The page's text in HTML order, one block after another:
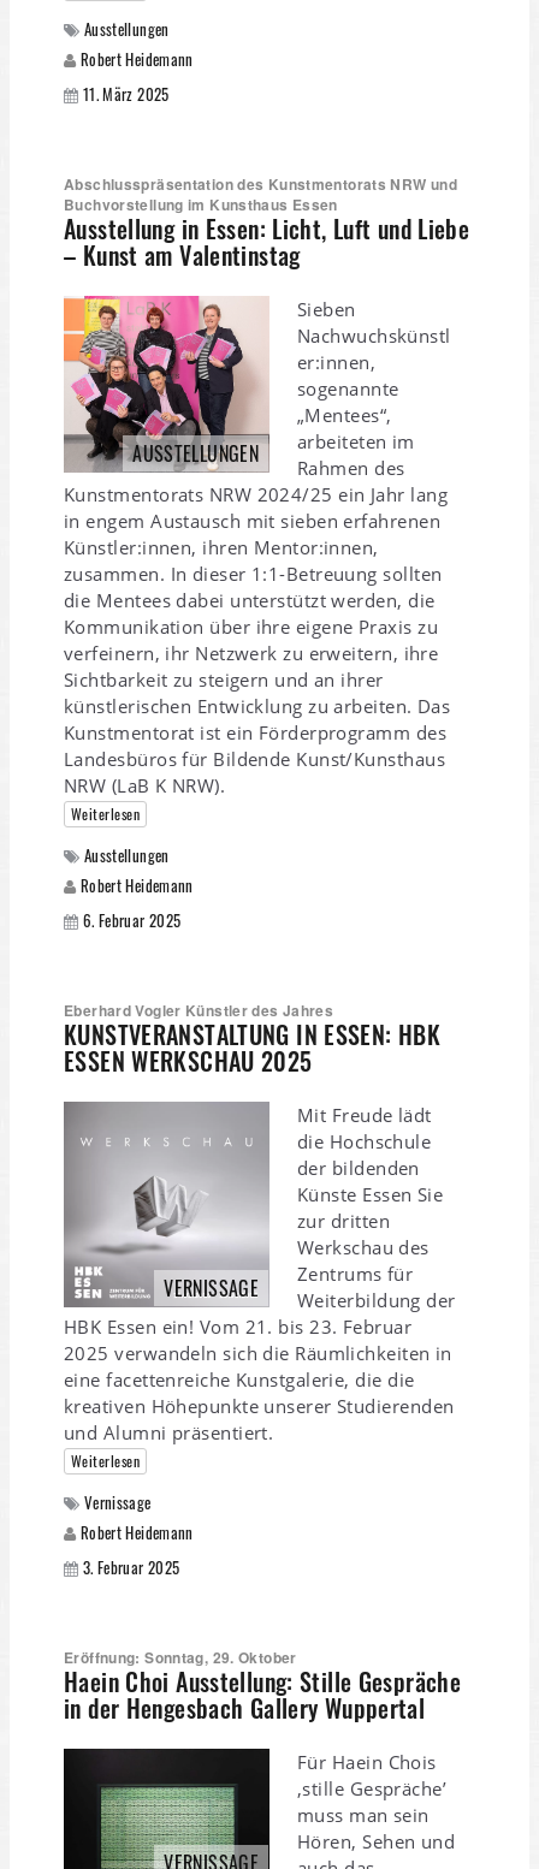
Ausstellungen
Robert Heidemann
11. März 2025
Abschlusspräsentation des Kunstmentorats NRW und
Buchvorstellung im Kunsthaus Essen
Ausstellung in Essen: Licht, Luft und Liebe
– Kunst am Valentinstag
AUSSTELLUNGEN
Sieben
Nachwuchskünstl
er:innen,
sogenannte
„Mentees“,
arbeiteten im
Rahmen des
Kunstmentorats NRW 2024/25 ein Jahr lang
in engem Austausch mit sieben erfahrenen
Künstler:innen, ihren Mentor:innen,
zusammen. In dieser 1:1-Betreuung sollten
die Mentees dabei unterstützt werden, die
Kommunikation über ihre eigene Praxis zu
verfeinern, ihr Netzwerk zu erweitern, ihre
Sichtbarkeit zu steigern und an ihrer
künstlerischen Entwicklung zu arbeiten. Das
Kunstmentorat ist ein Förderprogramm des
Landesbüros für Bildende Kunst/Kunsthaus
NRW (LaB K NRW).
Weiterlesen
Ausstellungen
Robert Heidemann
6. Februar 2025
Eberhard Vogler Künstler des Jahres
KUNSTVERANSTALTUNG IN ESSEN: HBK
ESSEN WERKSCHAU 2025
VERNISSAGE
Mit Freude lädt
die Hochschule
der bildenden
Künste Essen Sie
zur dritten
Werkschau des
Zentrums für
Weiterbildung der
HBK Essen ein! Vom 21. bis 23. Februar
2025 verwandeln sich die Räumlichkeiten in
eine facettenreiche Kunstgalerie, die die
kreativen Höhepunkte unserer Studierenden
und Alumni präsentiert.
Weiterlesen
Vernissage
Robert Heidemann
3. Februar 2025
Eröffnung: Sonntag, 29. Oktober
Haein Choi Ausstellung: Stille Gespräche
in der Hengesbach Gallery Wuppertal
Für Haein Chois
‚stille Gespräche’
muss man sein
Hören, Sehen und